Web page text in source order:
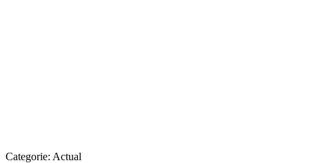
Categorie: Actual